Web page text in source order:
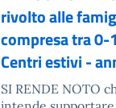
rivolto alle
compresa tra 0-
Centri estivi -
SI RENDE NOTO